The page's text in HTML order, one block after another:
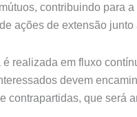
contribuindo para
ações de extensão junto
é realizada em fluxo
devem
contrapartidas, que será